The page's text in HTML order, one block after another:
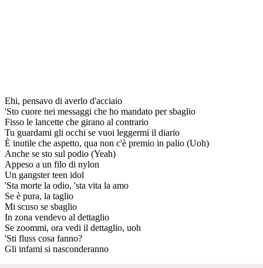
Ehi, pensavo di averlo d'acciaio
'Sto cuore nei messaggi che ho mandato per sbaglio
Fisso le lancette che girano al contrario
Tu guardami gli occhi se vuoi leggermi il diario
È inutile che aspetto, qua non c'è premio in palio (Uoh)
Anche se sto sul podio (Yeah)
Appeso a un filo di nylon
Un gangster teen idol
'Sta morte la odio, 'sta vita la amo
Se è pura, la taglio
Mi scuso se sbaglio
In zona vendevo al dettaglio
Se zoommi, ora vedi il dettaglio, uoh
'Sti fluss cosa fanno?
Gli infami si nasconderanno